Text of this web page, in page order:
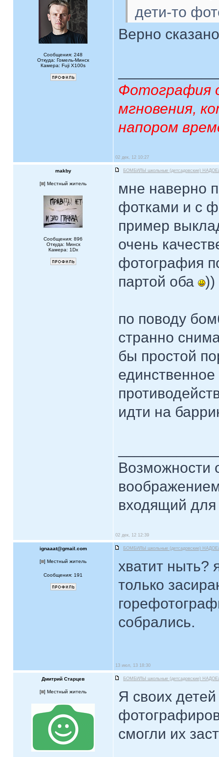
Сообщения: 248
Откуда: Гомель-Минск
Камера: Fuji X100s
дети-то
Верно
Фотография
мгновения,
напором
02 дек, 12 10:27
makby БОМБИЛЫ школьные (детсадовские)
[ ] Местный житель
Сообщения: 896
Откуда: Минск
Камера: 1Dx
мне наверно
фотками и с
пример
очень
фотография
партой оба
))
по поводу
странно
бы простой
единственное
идти на
Возможности
входящий
02 дек, 12 12:39
ignaaat@gmail.com БОМБИЛЫ школьные (детсадовские)
[ ] Местный житель
Сообщения: 191
хватит ныть?
только
собрались.
13 июл, 13 18:30
Дмитрий Старцев БОМБИЛЫ школьные (детсадовские)
[ ] Местный житель
Я своих
смогли их